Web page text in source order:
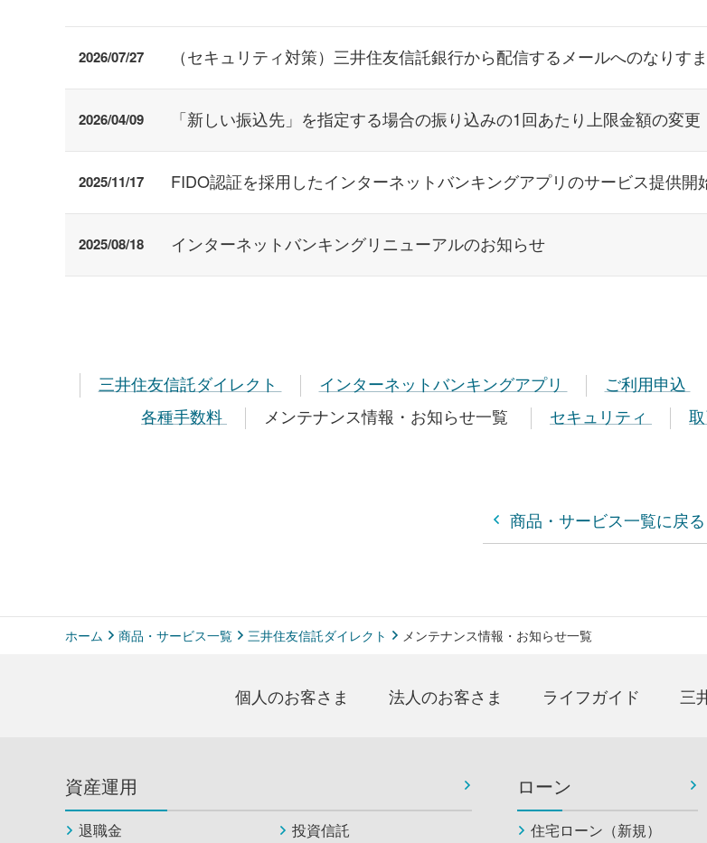
2026/07/27 （セキュリティ対策）三井住友信託銀行から配信するメールへのなりす
2026/04/09 「新しい振込先」を指定する場合の振り込みの1回あたり上限金額の変更
2025/11/17 FIDO認証を採用したインターネットバンキングアプリのサービス提供開
2025/08/18 インターネットバンキングリニューアルのお知らせ
三井住友信託ダイレクト インターネットバンキングアプリ ご利用申込
各種手数料
メンテナンス情報・お知らせ一覧 セキュリティ
商品・サービス一覧に戻る
ホーム 商品・サービス一覧 三井住友信託ダイレクト メンテナンス情報・お知らせ一覧
個人のお客さま 法人のお客さま ライフガイド 三
資産運用
退職金
投資信託
ローン
住宅ローン（新規）